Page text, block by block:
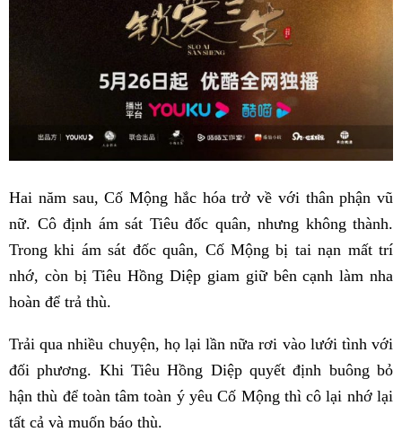
Hai năm sau, Cố Mộng hắc hóa trở về với thân phận vũ
nữ. Cô định ám sát Tiêu đốc quân, nhưng không thành.
Trong khi ám sát đốc quân, Cố Mộng bị tai nạn mất trí
nhớ, còn bị Tiêu Hồng Diệp giam giữ bên cạnh làm nha
hoàn để trả thù.
Trải qua nhiều chuyện, họ lại lần nữa rơi vào lưới tình với
đối phương. Khi Tiêu Hồng Diệp quyết định buông bỏ
hận thù để toàn tâm toàn ý yêu Cố Mộng thì cô lại nhớ lại
tất cả và muốn báo thù.